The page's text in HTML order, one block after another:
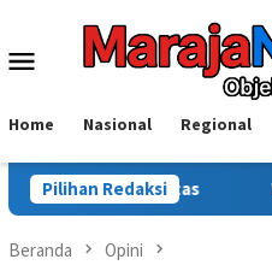
konten
Menu
Home Nasional Regional
Pilihan RedaksiWarga Sinjai
Beranda Opini